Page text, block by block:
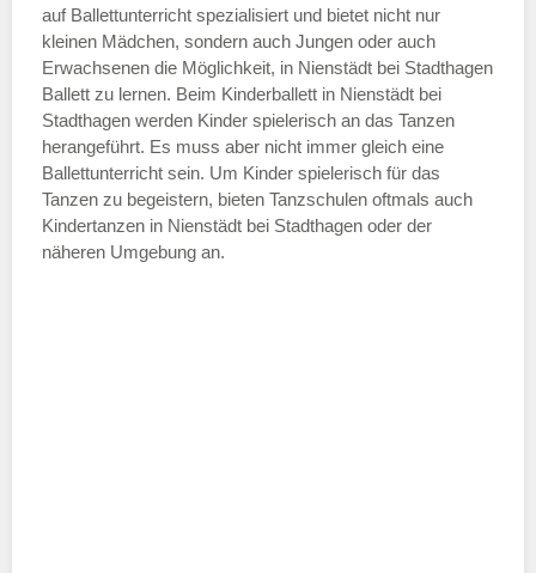
ÖFFNUNGSZEITEN HINZUFÜGEN
Samstag
—
ÖFFNUNGSZEITEN HINZUFÜGEN
auf Ballettunterricht spezialisiert und bietet nicht nur
kleinen Mädchen, sondern auch Jungen oder auch
Erwachsenen die Möglichkeit, in Nienstädt bei Stadthagen
Ballett zu lernen. Beim Kinderballett in Nienstädt bei
Stadthagen werden Kinder spielerisch an das Tanzen
herangeführt. Es muss aber nicht immer gleich eine
Ballettunterricht sein. Um Kinder spielerisch für das
Tanzen zu begeistern, bieten Tanzschulen oftmals auch
Kindertanzen in Nienstädt bei Stadthagen oder der
näheren Umgebung an.